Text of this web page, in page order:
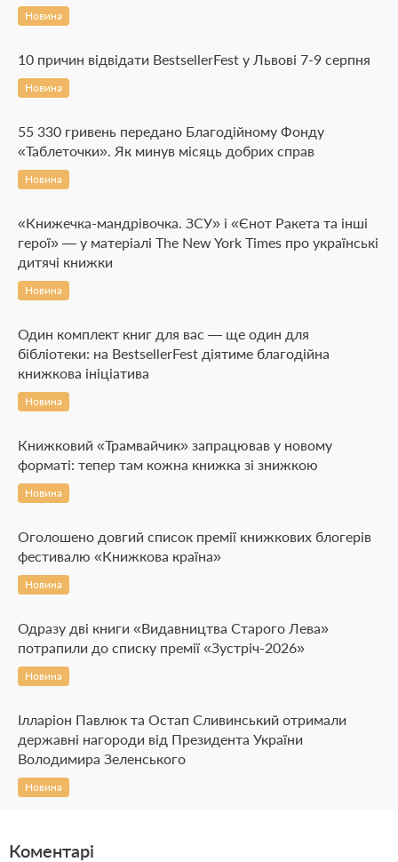
Новина
10 причин відвідати BestsellerFest у Львові 7-9 серпня
Новина
55 330 гривень передано Благодійному Фонду
«Таблеточки». Як минув місяць добрих справ
Новина
«Книжечка-мандрівочка. ЗСУ» і «Єнот Ракета та інші
герої» — у матеріалі The New York Times про українські
дитячі книжки
Новина
Один комплект книг для вас — ще один для
бібліотеки: на BestsellerFest діятиме благодійна
книжкова ініціатива
Новина
Книжковий «Трамвайчик» запрацював у новому
форматі: тепер там кожна книжка зі знижкою
Новина
Оголошено довгий список премії книжкових блогерів
фестивалю «Книжкова країна»
Новина
Одразу дві книги «Видавництва Старого Лева»
потрапили до списку премії «Зустріч-2026»
Новина
Ілларіон Павлюк та Остап Сливинський отримали
державні нагороди від Президента України
Володимира Зеленського
Новина
Коментарі